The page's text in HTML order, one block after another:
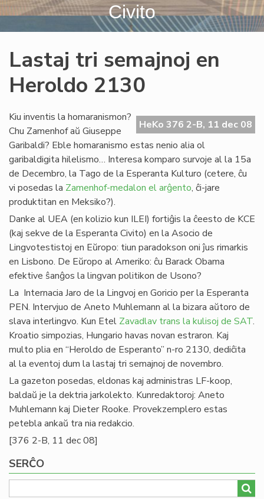
Civito
Lastaj tri semajnoj en
Heroldo 2130
HeKo 376 2-B, 11 dec 08
Kiu inventis la homaranismon?
Chu Zamenhof aŭ Giuseppe
Garibaldi? Eble homaranismo estas nenio alia ol
garibaldigita hilelismo… Interesa komparo survoje al la 15a
de Decembro, la Tago de la Esperanta Kulturo (cetere, ĉu
vi posedas la Zamenhof-medalon el arĝento, ĉi-jare
produktitan en Meksiko?).
Danke al UEA (en kolizio kun ILEI) fortiĝis la ĉeesto de KCE
(kaj sekve de la Esperanta Civito) en la Asocio de
Lingvotestistoj en Eŭropo: tiun paradokson oni ĵus rimarkis
en Lisbono. De Eŭropo al Ameriko: ĉu Barack Obama
efektive ŝanĝos la lingvan politikon de Usono?
La Internacia Jaro de la Lingvoj en Goricio per la Esperanta
PEN. Intervjuo de Aneto Muhlemann al la bizara aŭtoro de
slava interlingvo. Kun Etel Zavadlav trans la kulisoj de SAT.
Kroatio simpozias, Hungario havas novan estraron. Kaj
multo plia en “Heroldo de Esperanto” n-ro 2130, dediĉita
al la eventoj dum la lastaj tri semajnoj de novembro.
La gazeton posedas, eldonas kaj administras LF-koop,
baldaŭ je la dektria jarkolekto. Kunredaktoroj: Aneto
Muhlemann kaj Dieter Rooke. Provekzemplero estas
petebla ankaŭ tra nia redakcio.
[376 2-B, 11 dec 08]
SERĈO